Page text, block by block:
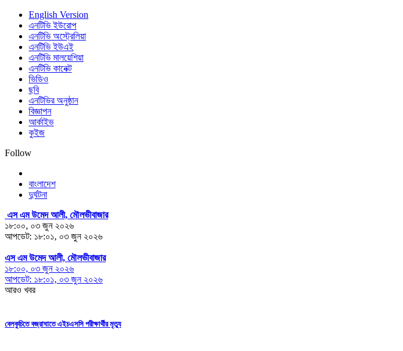
English Version
এনটিভি ইউরোপ
এনটিভি অস্ট্রেলিয়া
এনটিভি ইউএই
এনটিভি মালয়েশিয়া
এনটিভি কানেক্ট
ভিডিও
ছবি
এনটিভির অনুষ্ঠান
বিজ্ঞাপন
আর্কাইভ
কুইজ
Follow
বাংলাদেশ
দুর্ঘটনা
এস এম উমেদ আলী, মৌলভীবাজার
১৮:০০, ০৩ জুন ২০২৬
আপডেট: ১৮:০১, ০৩ জুন ২০২৬
এস এম উমেদ আলী, মৌলভীবাজার
১৮:০০, ০৩ জুন ২০২৬
আপডেট: ১৮:০১, ০৩ জুন ২০২৬
আরও খবর
বেলকুচিতে বজ্রাঘাতে এইচএসসি পরীক্ষার্থীর মৃত্যু